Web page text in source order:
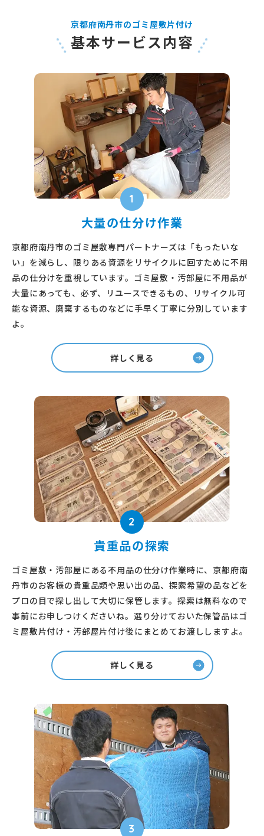
京都府南丹市のゴミ屋敷片付け
基本サービス内容
1
大量の仕分け作業
京都府南丹市のゴミ屋敷専門パートナーズは「もったいな
い」を減らし、限りある資源をリサイクルに回すために不用
品の仕分けを重視しています。ゴミ屋敷・汚部屋に不用品が
大量にあっても、必ず、リユースできるもの、リサイクル可
能な資源、廃棄するものなどに手早く丁寧に分別しています
よ。
詳しく見る
2
貴重品の探索
ゴミ屋敷・汚部屋にある不用品の仕分け作業時に、京都府南
丹市のお客様の貴重品類や思い出の品、探索希望の品などを
プロの目で探し出して大切に保管します。探索は無料なので
事前にお申しつけくださいね。選り分けておいた保管品はゴ
ミ屋敷片付け・汚部屋片付け後にまとめてお渡ししますよ。
詳しく見る
3